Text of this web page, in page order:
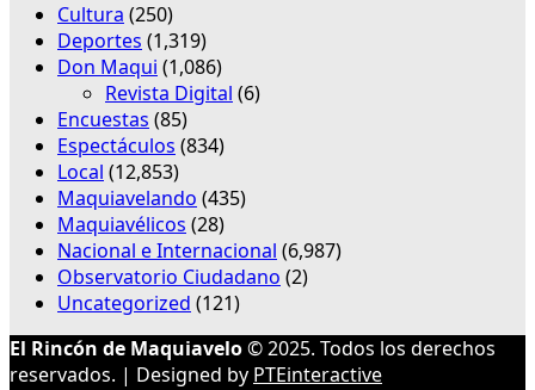
Cultura (250)
Deportes (1,319)
Don Maqui (1,086)
Revista Digital (6)
Encuestas (85)
Espectáculos (834)
Local (12,853)
Maquiavelando (435)
Maquiavélicos (28)
Nacional e Internacional (6,987)
Observatorio Ciudadano (2)
Uncategorized (121)
El Rincón de Maquiavelo© 2025. Todos los derechos
reservados. | Designed by PTEinteractive